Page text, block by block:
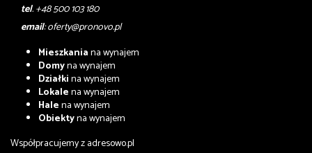
tel. +48 500 103 180
email:oferty@pronovo.pl
Mieszkaniana wynajem
Domyna wynajem
Działkina wynajem
Lokalena wynajem
Halena wynajem
Obiektyna wynajem
Współpracujemy zadresowo.pl